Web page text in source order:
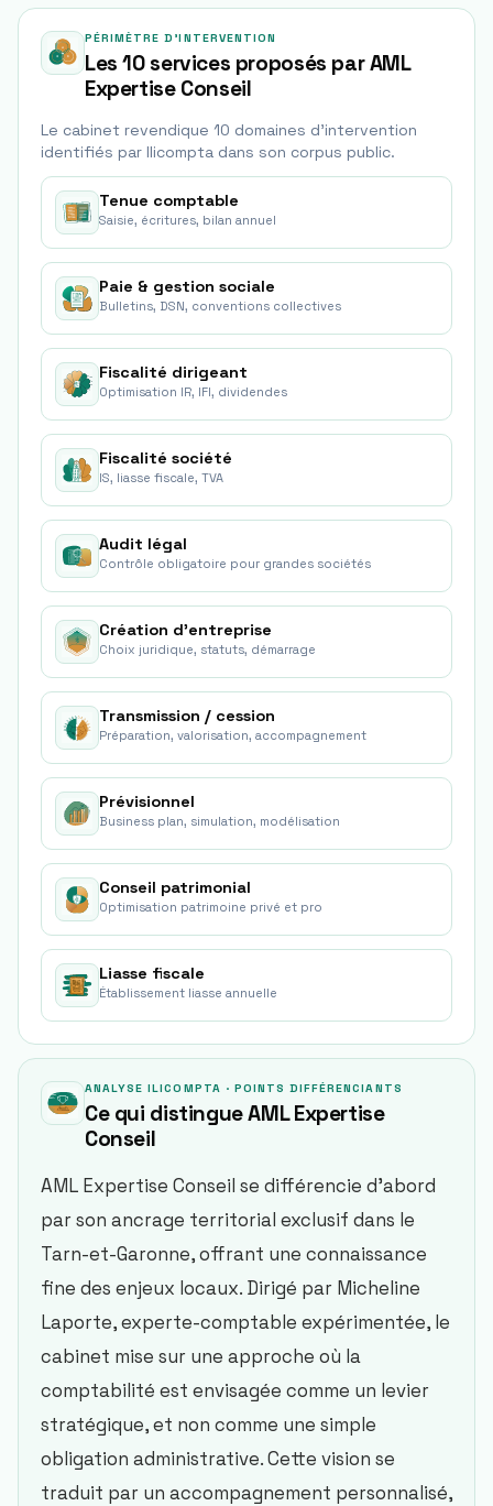
PÉRIMÈTRE D'INTERVENTION
Les 10 services proposés par AML
Expertise Conseil
Le cabinet revendique 10 domaines d'intervention
identifiés par Ilicompta dans son corpus public.
Tenue comptable
Saisie, écritures, bilan annuel
Paie & gestion sociale
Bulletins, DSN, conventions collectives
Fiscalité dirigeant
Optimisation IR, IFI, dividendes
Fiscalité société
IS, liasse fiscale, TVA
Audit légal
Contrôle obligatoire pour grandes sociétés
Création d'entreprise
Choix juridique, statuts, démarrage
Transmission / cession
Préparation, valorisation, accompagnement
Prévisionnel
Business plan, simulation, modélisation
Conseil patrimonial
Optimisation patrimoine privé et pro
Liasse fiscale
Établissement liasse annuelle
ANALYSE ILICOMPTA · POINTS DIFFÉRENCIANTS
Ce qui distingueAML Expertise
Conseil
AML Expertise Conseil se différencie d'abord
par son ancrage territorial exclusif dans le
Tarn-et-Garonne, offrant une connaissance
fine des enjeux locaux. Dirigé par Micheline
Laporte, experte-comptable expérimentée, le
cabinet mise sur une approche où la
comptabilité est envisagée comme un levier
stratégique, et non comme une simple
obligation administrative. Cette vision se
traduit par un accompagnement personnalisé,